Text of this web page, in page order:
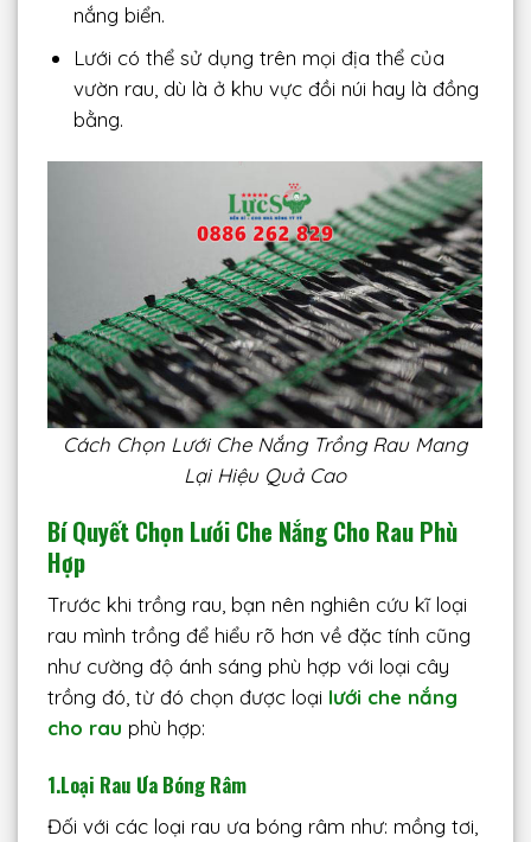
nắng biển.
Lưới có thể sử dụng trên mọi địa thể của
vườn rau, dù là ở khu vực đồi núi hay là đồng
bằng.
Cách Chọn Lưới Che Nắng Trồng Rau Mang
Lại Hiệu Quả Cao
Bí Quyết Chọn Lưới Che Nắng Cho Rau Phù
Hợp
Trước khi trồng rau, bạn nên nghiên cứu kĩ loại
rau mình trồng để hiểu rõ hơn về đặc tính cũng
như cường độ ánh sáng phù hợp với loại cây
trồng đó, từ đó chọn được loại lưới che nắng
cho rau phù hợp:
1.Loại Rau Ưa Bóng Râm
Đối với các loại rau ưa bóng râm như: mồng tơi,